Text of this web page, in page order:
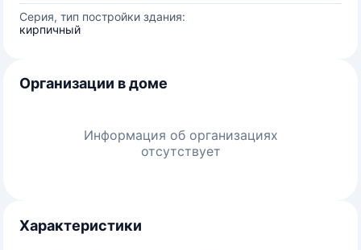
Серия, тип постройки здания:
кирпичный
Организации в доме
Информация об организациях
отсутствует
Характеристики